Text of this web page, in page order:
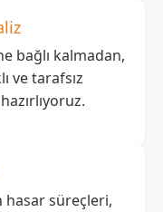
bağlı kalmadan,
ve tarafsız
hasar süreçleri,